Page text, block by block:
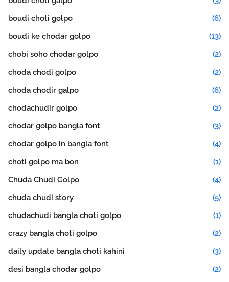
boudi choti golpo
(6)
boudi ke chodar golpo
(13)
chobi soho chodar golpo
(2)
choda chodi golpo
(2)
choda chodir galpo
(6)
chodachudir golpo
(2)
chodar golpo bangla font
(3)
chodar golpo in bangla font
(4)
choti golpo ma bon
(1)
Chuda Chudi Golpo
(4)
chuda chudi story
(5)
chudachudi bangla choti golpo
(1)
crazy bangla choti golpo
(2)
daily update bangla choti kahini
(3)
desi bangla chodar golpo
(2)